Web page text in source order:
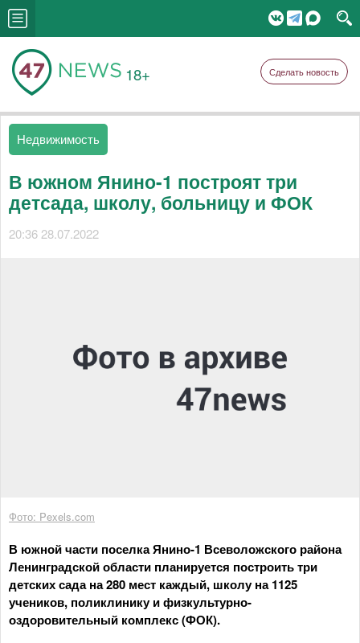
18+ Сделать новость
Недвижимость
В южном Янино-1 построят три
детсада, школу, больницу и ФОК
20:36 28.07.2022
Фото: Pexels.com
В южной части поселка Янино-1 Всеволожского района
Ленинградской области планируется построить три
детских сада на 280 мест каждый, школу на 1125
учеников, поликлинику и физкультурно-
оздоровительный комплекс (ФОК).